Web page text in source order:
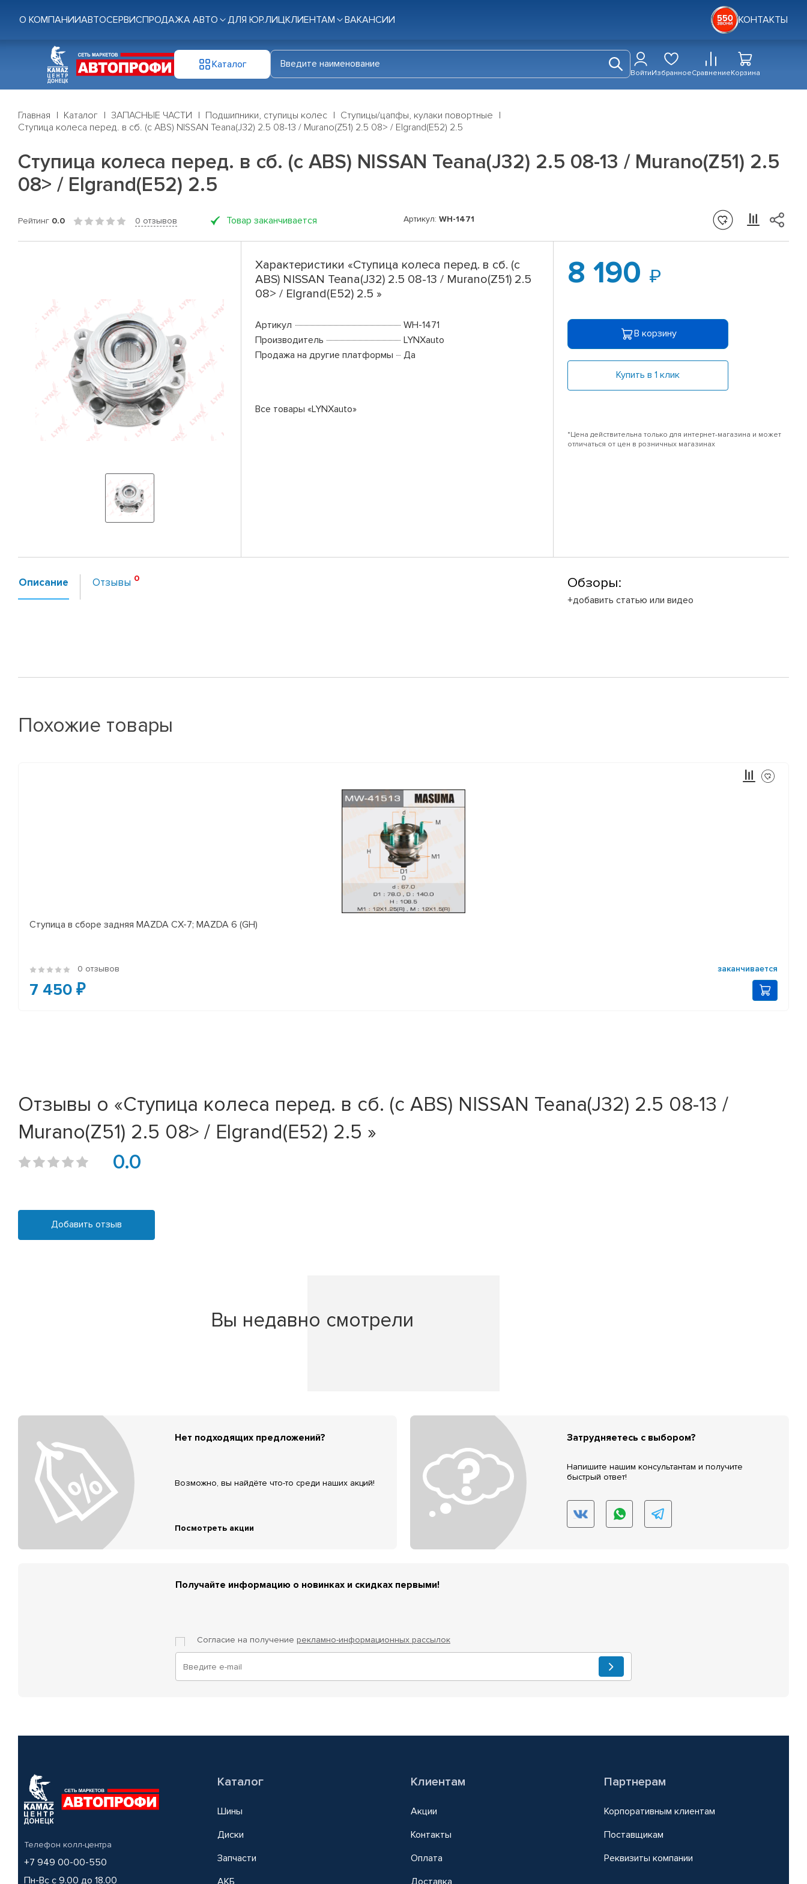
О КОМПАНИИАВТОСЕРВИСПРОДАЖА АВТО ДЛЯ ЮР.ЛИЦКЛИЕНТАМ ВАКАНСИИ КОНТАКТЫ
Каталог
ВойтиИзбранноеСравнениеКорзина
Главная Каталог ЗАПАСНЫЕ ЧАСТИ Подшипники, ступицы колес
Ступицы/цапфы, кулаки повортные
Ступица колеса перед. в сб. (с ABS) NISSAN Teana(J32) 2.5 08-13 / Murano(Z51) 2.5 08> / Elgrand(E52) 2.5
Ступица колеса перед. в сб. (с ABS) NISSAN Teana(J32) 2.5 08-13 / Murano(Z51) 2.5
08> / Elgrand(E52) 2.5
Рейтинг 0.0 0 отзывов Товар заканчивается Артикул: WH-1471
Характеристики «Ступица колеса перед. в сб. (с
ABS) NISSAN Teana(J32) 2.5 08-13 / Murano(Z51) 2.5
08> / Elgrand(E52) 2.5 »
Артикул
WH-1471
Производитель
LYNXauto
Продажа на другие платформы
Да
Все товары «LYNXauto»
8 190
В корзину
Купить в 1 клик
*Цена действительна только для интернет-магазина и может
отличаться от цен в розничных магазинах
Описание Отзывы Обзоры:
+добавить статью или видео
Похожие товары
Ступица в сборе задняя MAZDA CX-7; MAZDA 6 (GH)
0 отзывов заканчивается
7 450 ₽
Отзывы о «Ступица колеса перед. в сб. (с ABS) NISSAN Teana(J32) 2.5 08-13 /
Murano(Z51) 2.5 08> / Elgrand(E52) 2.5 »
0.0
Добавить отзыв
Вы недавно смотрели
Нет подходящих предложений?
Возможно, вы найдёте что-то среди наших акций!
Посмотреть акции
Затрудняетесь с выбором?
Напишите нашим консультантам и получите
быстрый ответ!
Получайте информацию о новинках и скидках первыми!
Согласие на получение рекламно-информационных рассылок
Телефон колл-центра
+7 949 00-00-550
Пн-Вс с 9.00 до 18.00
Каталог
Шины
Диски
Запчасти
АКБ
Клиентам
Акции
Контакты
Оплата
Доставка
Партнерам
Корпоративным клиентам
Поставщикам
Реквизиты компании